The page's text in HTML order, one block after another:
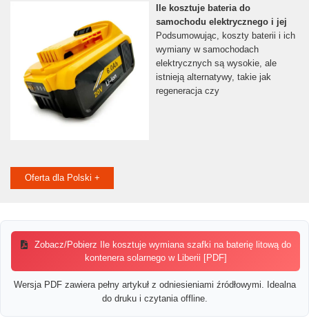
Ile kosztuje bateria do
samochodu elektrycznego i jej
Podsumowując, koszty baterii i ich
wymiany w samochodach
elektrycznych są wysokie, ale
istnieją alternatywy, takie jak
regeneracja czy
Oferta dla Polski +
Zobacz/Pobierz Ile kosztuje wymiana szafki na baterię litową do
kontenera solarnego w Liberii [PDF]
Wersja PDF zawiera pełny artykuł z odniesieniami źródłowymi. Idealna
do druku i czytania offline.